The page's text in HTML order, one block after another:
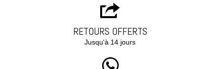
RETOURS OFFERTS
Jusqu'à 14 jours